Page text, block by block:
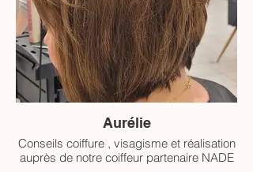
Aurélie
Conseils coiffure , visagisme et réalisation
auprès de notre coiffeur partenaire NADE